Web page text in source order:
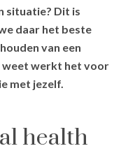
situatie? Dit is
daar het beste
van een
weet werkt het voor
met jezelf.
health